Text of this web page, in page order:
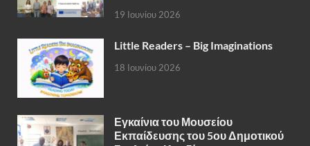
19 Ιουνίου 2026
Little Readers – Big Imaginations
18 Ιουνίου 2026
Εγκαίνια του Μουσείου
Εκπαίδευσης του 5ου Δημοτικού